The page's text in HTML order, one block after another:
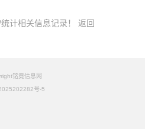
计相关信息记录！ 返回
铭竟信息网
号-5